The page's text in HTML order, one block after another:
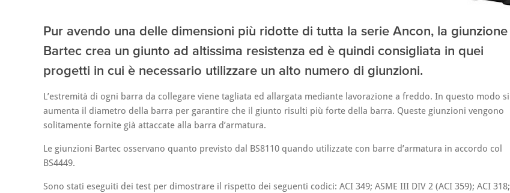
Pur avendo una delle dimensioni più ridotte di tutta la serie Ancon, la giunzione
Bartec crea un giunto ad altissima resistenza ed è quindi consigliata in quei
progetti in cui è necessario utilizzare un alto numero di giunzioni.
L’estremità di ogni barra da collegare viene tagliata ed allargata mediante lavorazione a freddo. In questo modo si
aumenta il diametro della barra per garantire che il giunto risulti più forte della barra. Queste giunzioni vengono
solitamente fornite già attaccate alla barra d’armatura.
Le giunzioni Bartec osservano quanto previsto dal BS8110 quando utilizzate con barre d’armatura in accordo col
BS4449.
Sono stati eseguiti dei test per dimostrare il rispetto dei seguenti codici: ACI 349; ASME III DIV 2 (ACI 359); ACI 318;